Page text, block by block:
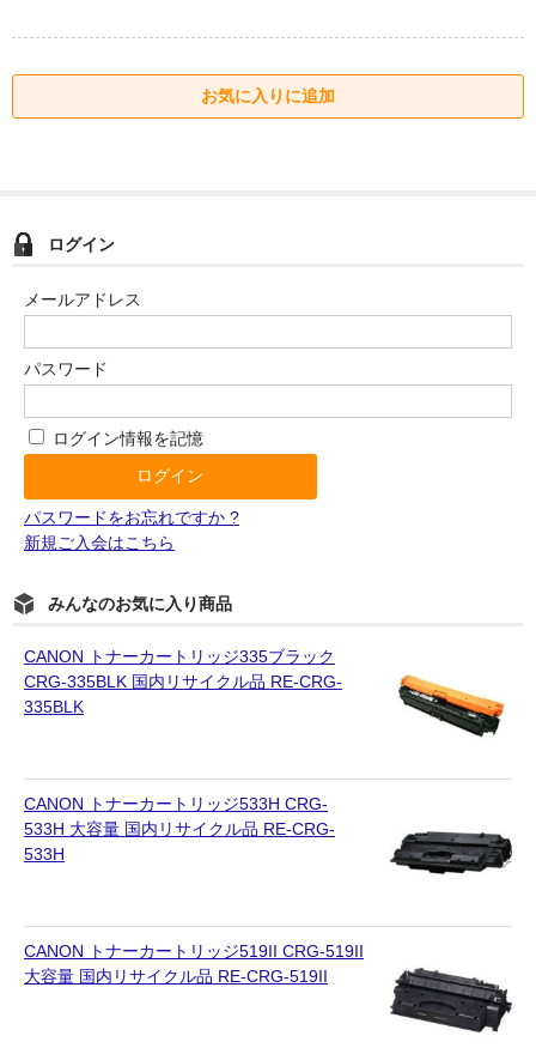
ログイン
メールアドレス
パスワード
ログイン情報を記憶
パスワードをお忘れですか ?
新規ご入会はこちら
みんなのお気に入り商品
CANON トナーカートリッジ335ブラック
CRG-335BLK 国内リサイクル品 RE-CRG-
335BLK
CANON トナーカートリッジ533H CRG-
533H 大容量 国内リサイクル品 RE-CRG-
533H
CANON トナーカートリッジ519II CRG-519II
大容量 国内リサイクル品 RE-CRG-519II